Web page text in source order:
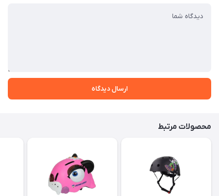
ارسال دیدگاه
محصولات مرتبط